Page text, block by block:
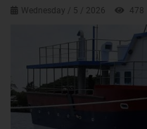
Wednesday / 5 / 2026 478